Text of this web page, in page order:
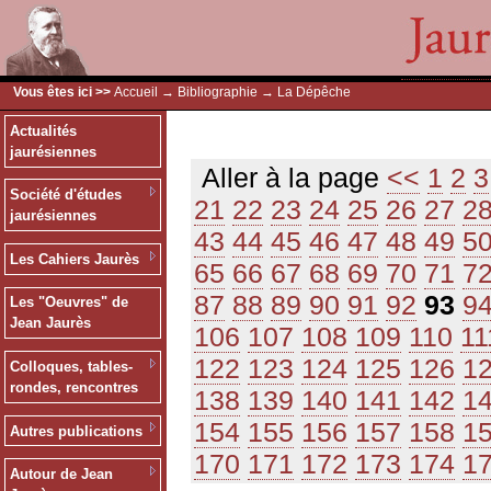
Vous êtes ici >> Accueil → Bibliographie → La Dépêche
Actualités
jaurésiennes
Société d'études
jaurésiennes
Les Cahiers Jaurès
Les "Oeuvres" de
Jean Jaurès
Colloques, tables-
rondes, rencontres
Autres publications
Autour de Jean
Aller à la page << 1 2 3
21 22 23 24 25 26 27
43 44 45 46 47 48 49
65 66 67 68 69 70 71
87 88 89 90 91 92 93
106 107 108 109 110
122 123 124 125 126
138 139 140 141 142
154 155 156 157 158
170 171 172 173 174